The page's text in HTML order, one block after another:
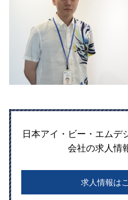
日本アイ・ビー・エムデ
会社の求人情
求人情報は